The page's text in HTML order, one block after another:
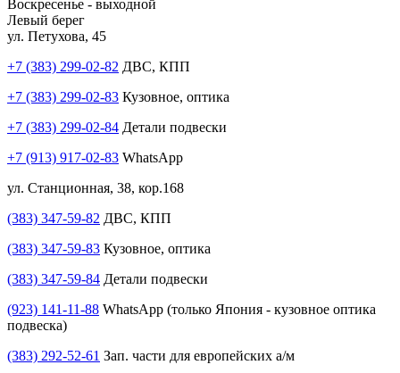
Воскресенье - выходной
Левый берег
ул. Петухова, 45
+7 (383) 299-02-82 ДВС, КПП
+7 (383) 299-02-83 Кузовное, оптика
+7 (383) 299-02-84 Детали подвески
+7 (913) 917-02-83 WhatsApp
ул. Станционная, 38, кор.168
(383) 347-59-82 ДВС, КПП
(383) 347-59-83 Кузовное, оптика
(383) 347-59-84 Детали подвески
(923) 141-11-88 WhatsApp (только Япония - кузовное оптика
подвеска)
(383) 292-52-61 Зап. части для европейских а/м